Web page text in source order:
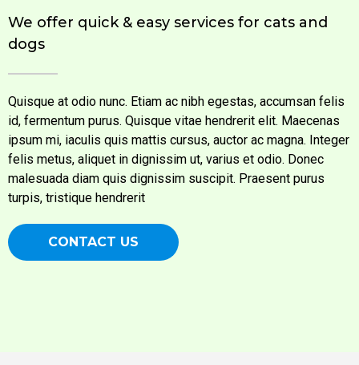
We offer quick & easy services for cats and
dogs
Quisque at odio nunc. Etiam ac nibh egestas, accumsan felis
id, fermentum purus. Quisque vitae hendrerit elit. Maecenas
ipsum mi, iaculis quis mattis cursus, auctor ac magna. Integer
felis metus, aliquet in dignissim ut, varius et odio. Donec
malesuada diam quis dignissim suscipit. Praesent purus
turpis, tristique hendrerit
CONTACT US